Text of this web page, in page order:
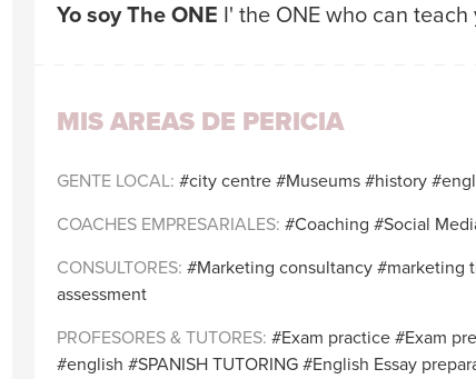
Traductores
Yo soy The ONE I' the ONE who can
MIS AREAS DE PERICIA
GENTE LOCAL city centre Museums history
COACHES EMPRESARIALES
Coaching Social
CONSULTORES
Marketing consultancy marketing
assessment
PROFESORES & TUTORES
Exam practice Exam
english
SPANISH TUTORING
English Essay